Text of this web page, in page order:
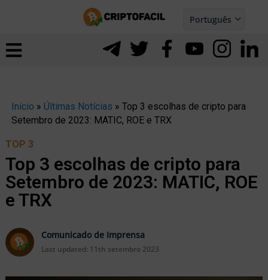
Português
Español
Início » Últimas Notícias » Top 3 escolhas de cripto para
Setembro de 2023: MATIC, ROE e TRX
TOP 3
Top 3 escolhas de cripto para
Setembro de 2023: MATIC, ROE
e TRX
Comunicado de Imprensa
Last updated: 11th setembro 2023